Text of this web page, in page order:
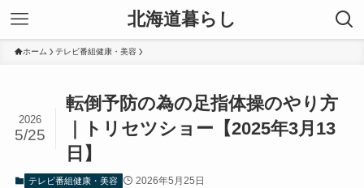
北海道暮らし
ホーム テレビ番組健康・美容
転倒予防の為の足指体操のやり方
｜トリセツショー【2025年3月13
日】
2026
5/25
テレビ番組健康・美容 2026年5月25日